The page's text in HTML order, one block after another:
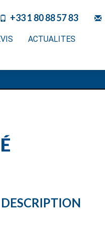
+33 1 80 88 57 83
ACTUALITES
DESCRIPTION